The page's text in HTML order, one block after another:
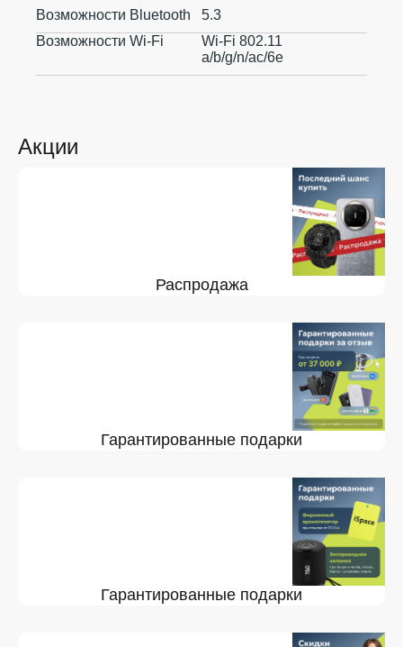
Акции
Распродажа
Гарантированные подарки
Гарантированные подарки
Возможности Bluetooth
5.3
Возможности Wi-Fi
Wi-Fi 802.11
a/b/g/n/ac/6e